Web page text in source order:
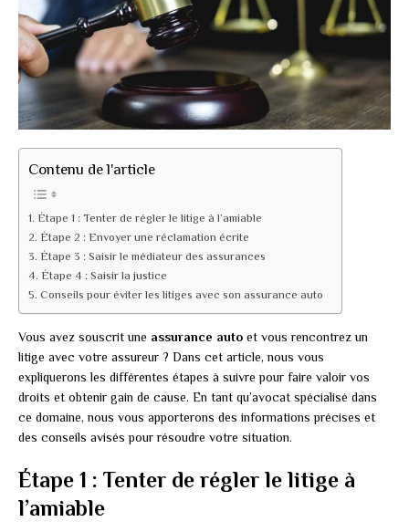
Contenu de l'article
Étape 1 : Tenter de régler le litige à l’amiable
Étape 2 : Envoyer une réclamation écrite
Étape 3 : Saisir le médiateur des assurances
Étape 4 : Saisir la justice
Conseils pour éviter les litiges avec son assurance auto
Vous avez souscrit une assurance auto et vous rencontrez un
litige avec votre assureur ? Dans cet article, nous vous
expliquerons les différentes étapes à suivre pour faire valoir vos
droits et obtenir gain de cause. En tant qu’avocat spécialisé dans
ce domaine, nous vous apporterons des informations précises et
des conseils avisés pour résoudre votre situation.
Étape 1 : Tenter de régler le litige à
l’amiable